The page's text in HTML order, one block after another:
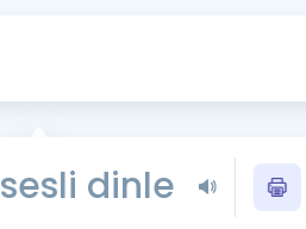
Tüm ÖSYM
YDS - YÖKDİL
sesli dinle